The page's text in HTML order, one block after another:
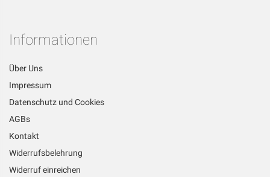
an:
Informationen
Über Uns
Impressum
Datenschutz und Cookies
AGBs
Kontakt
Widerrufsbelehrung
Widerruf einreichen